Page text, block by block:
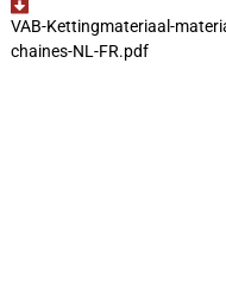
VAB-Kettingmateriaal-
chaines-NL-FR.pdf